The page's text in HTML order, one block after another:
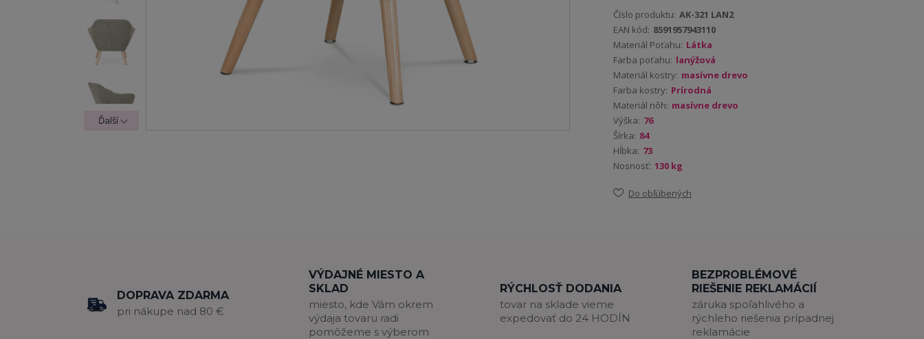
Ďalší
Číslo produktu: AK-321 LAN2
EAN kód: 8591957943110
Materiál Poťahu: Látka
Farba poťahu: lanýžová
Materiál kostry: masívne drevo
Farba kostry: Prírodná
Materiál nôh: masívne drevo
Výška: 76
Šírka: 84
Hĺbka: 73
Nosnosť: 130 kg
Do obľúbených
DOPRAVA ZDARMA
pri nákupe nad 80 €
VÝDAJNÉ MIESTO A
SKLAD
miesto, kde Vám okrem
výdaja tovaru radi
pomôžeme s výberom
RÝCHLOSŤ DODANIA
tovar na sklade vieme
expedovať do 24 HODÍN
BEZPROBLÉMOVÉ
RIEŠENIE REKLAMÁCIÍ
záruka spoľahlivého a
rýchleho riešenia prípadnej
reklamácie